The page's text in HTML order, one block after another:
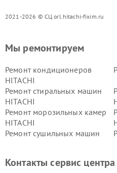
2021-2026 © СЦ orl.hitachi-fixim.ru
Мы ремонтируем
Ремонт кондиционеров
HITACHI
Ремонт стиральных машин
HITACHI
Ремонт морозильных камер
HITACHI
Ремонт сушильных машин
данных HITACHI
Контакты сервис центра